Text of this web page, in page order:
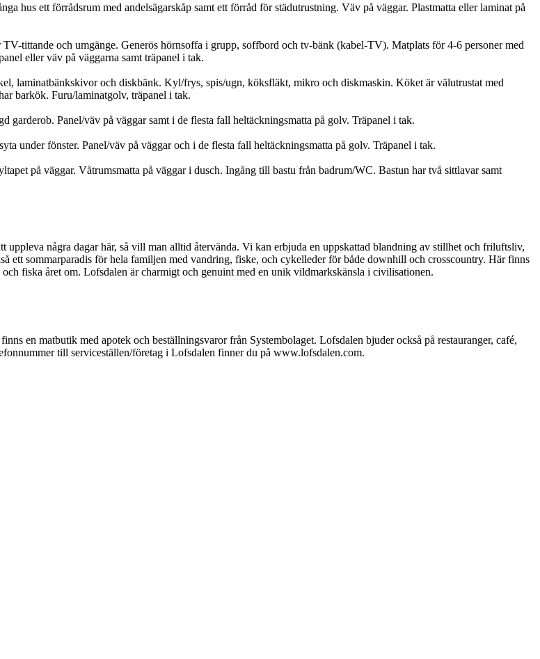
hus ett förrådsrum med andelsägarskåp samt ett förråd för städutrustning. Väv på väggar. Plastmatta eller laminat på
tittande och umgänge. Generös hörnsoffa i grupp, soffbord och tv-bänk (kabel-TV). Matplats för 4-6 personer med
eller väv på väggarna samt träpanel i tak.
laminatbänkskivor och diskbänk. Kyl/frys, spis/ugn, köksfläkt, mikro och diskmaskin. Köket är välutrustat med
barkök. Furu/laminatgolv, träpanel i tak.
Panel/väv på väggar samt i de flesta fall heltäckningsmatta på golv. Träpanel i tak.
under fönster. Panel/väv på väggar och i de flesta fall heltäckningsmatta på golv. Träpanel i tak.
på väggar. Våtrumsmatta på väggar i dusch. Ingång till bastu från badrum/WC. Bastun har två sittlavar samt
några dagar här, så vill man alltid återvända. Vi kan erbjuda en uppskattad blandning av stillhet och friluftsliv,
ett sommarparadis för hela familjen med vandring, fiske, och cykelleder för både downhill och crosscountry. Här finns
fiska året om. Lofsdalen är charmigt och genuint med en unik vildmarkskänsla i civilisationen.
en matbutik med apotek och beställningsvaror från Systembolaget. Lofsdalen bjuder också på restauranger, café,
till serviceställen/företag i Lofsdalen finner du på www.lofsdalen.com.